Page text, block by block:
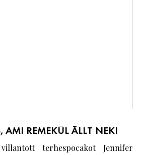
AMI REMEKÜL ÁLLT NEKI
terhespocakot Jennifer